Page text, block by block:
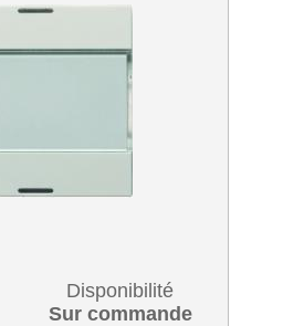
Disponibilité
Sur commande